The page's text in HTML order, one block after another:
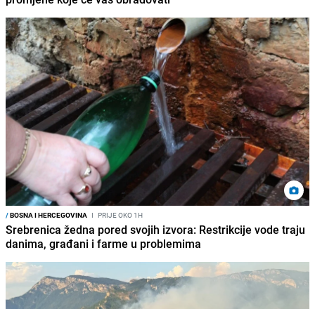
/BOSNA I HERCEGOVINA I PRIJE OKO 1H
Srebrenica žedna pored svojih izvora: Restrikcije vode traju
danima, građani i farme u problemima